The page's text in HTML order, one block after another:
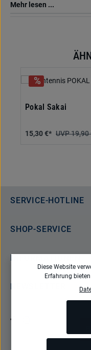
Mehr lesen ...
Produktgalerie
Pokal Sakai
15,30 €* 19,90
SERVICE-HOTLINE
SHOP-SERVICE
Diese Website
Erfahrung